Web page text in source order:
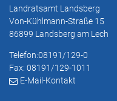
Landratsamt Landsberg
Von-Kühlmann-Straße 15
86899 Landsberg am Lech
Telefon:08191/129-0
Fax: 08191/129-1011
E-Mail-Kontakt